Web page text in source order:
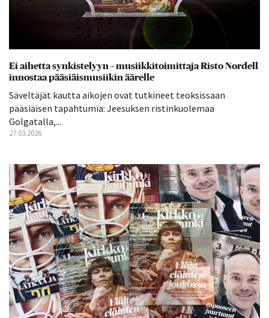
Ei aihetta synkistelyyn – musiikkitoimittaja Risto Nordell
innostaa pääsiäismusiikin äärelle
Säveltäjät kautta aikojen ovat tutkineet teoksissaan
pääsiäisen tapahtumia: Jeesuksen ristinkuolemaa
Golgatalla,...
27.03.2026